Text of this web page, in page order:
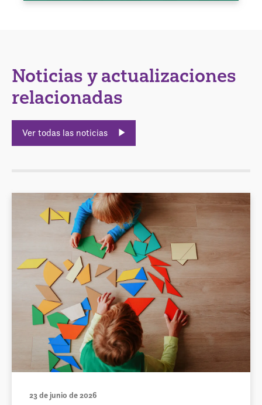
Noticias y actualizaciones
relacionadas
Ver todas las noticias
23 de junio de 2026